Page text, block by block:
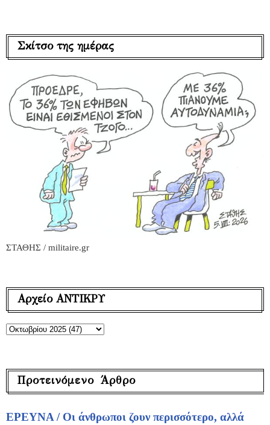
Σκίτσο της ημέρας
ΣΤΑΘΗΣ / militaire.gr
Αρχείο ΑΝΤΙΚΡΥ
Προτεινόμενο Άρθρο
ΕΡΕΥΝΑ / Οι άνθρωποι ζουν περισσότερο, αλλά